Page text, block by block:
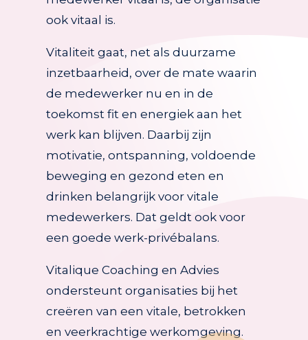
ook vitaal is.
Vitaliteit gaat, net als duurzame
inzetbaarheid, over de mate waarin
de medewerker nu en in de
toekomst fit en energiek aan het
werk kan blijven. Daarbij zijn
motivatie, ontspanning, voldoende
beweging en gezond eten en
drinken belangrijk voor vitale
medewerkers. Dat geldt ook voor
een goede werk-privébalans.
Vitalique Coaching en Advies
ondersteunt organisaties bij het
creëren van een vitale, betrokken
en veerkrachtige werkomgeving.